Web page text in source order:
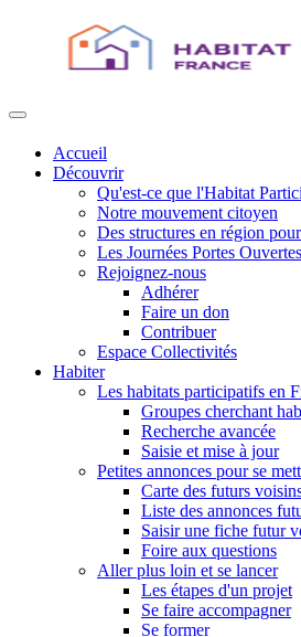
Accueil
Découvrir
Qu'est-ce que l'Habitat
Notre mouvement citoyen
Des structures en région
Les Journées Portes
Rejoignez-nous
Adhérer
Faire un don
Contribuer
Espace Collectivités
Habiter
Les habitats participatifs en
Groupes cherchant
Recherche avancée
Saisie et mise à jour
Petites annonces pour se
Carte des futurs
Liste des annonces
Saisir une fiche futur
Foire aux questions
Aller plus loin et se lancer
Les étapes d'un projet
Se faire accompagner
Se former